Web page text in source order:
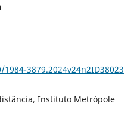
3879.2024v24n2ID38023
Instituto Metrópole